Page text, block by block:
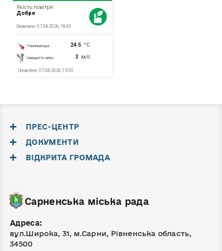
ПРЕС-ЦЕНТР
ДОКУМЕНТИ
ВІДКРИТА ГРОМАДА
Сарненська міська рада
Адреса:
вул.Широка, 31, м.Сарни, Рівненська область,
34500